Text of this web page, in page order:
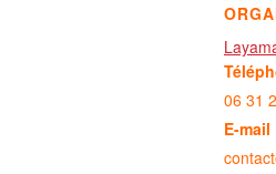
06 31
E-mail